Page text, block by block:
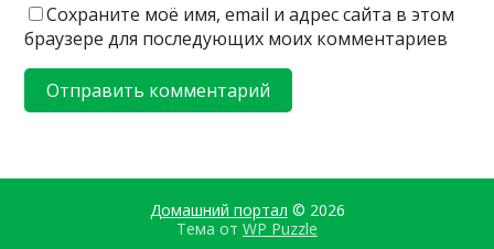
Сохраните моё имя, email и адрес сайта в этом
браузере для последующих моих комментариев
Домашний портал © 2026
Тема от WP Puzzle